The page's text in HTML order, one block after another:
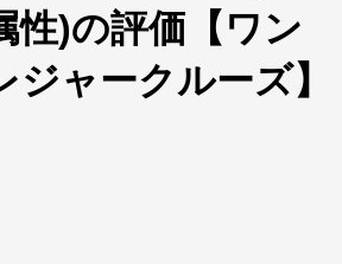
性)の評価【ワン
ジャークルーズ】